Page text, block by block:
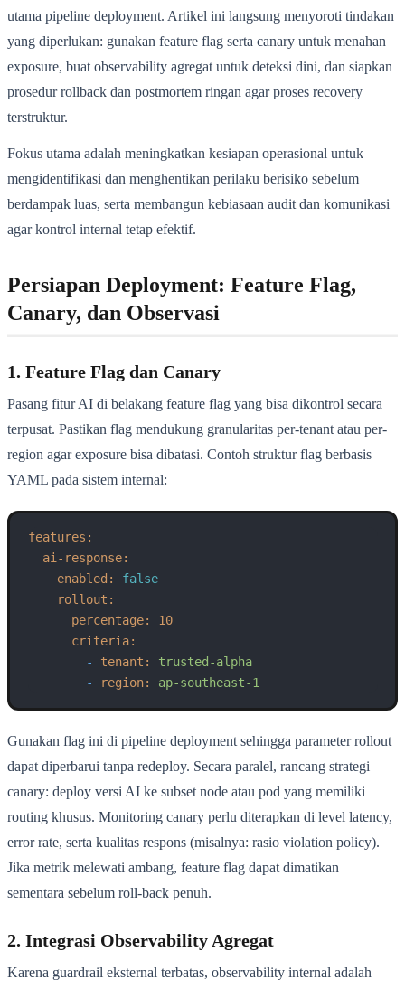
utama pipeline deployment. Artikel ini langsung menyoroti tindakan
yang diperlukan: gunakan feature flag serta canary untuk menahan
exposure, buat observability agregat untuk deteksi dini, dan siapkan
prosedur rollback dan postmortem ringan agar proses recovery
terstruktur.
Fokus utama adalah meningkatkan kesiapan operasional untuk
mengidentifikasi dan menghentikan perilaku berisiko sebelum
berdampak luas, serta membangun kebiasaan audit dan komunikasi
agar kontrol internal tetap efektif.
Persiapan Deployment: Feature Flag,
Canary, dan Observasi
1. Feature Flag dan Canary
Pasang fitur AI di belakang feature flag yang bisa dikontrol secara
terpusat. Pastikan flag mendukung granularitas per-tenant atau per-
region agar exposure bisa dibatasi. Contoh struktur flag berbasis
YAML pada sistem internal:
features:
ai-response:
enabled:
false
rollout:
percentage:
10
criteria:
-
tenant:
trusted-alpha
-
region: ap-southeast-1
Gunakan flag ini di pipeline deployment sehingga parameter rollout
dapat diperbarui tanpa redeploy. Secara paralel, rancang strategi
canary: deploy versi AI ke subset node atau pod yang memiliki
routing khusus. Monitoring canary perlu diterapkan di level latency,
error rate, serta kualitas respons (misalnya: rasio violation policy).
Jika metrik melewati ambang, feature flag dapat dimatikan
sementara sebelum roll-back penuh.
2. Integrasi Observability Agregat
Karena guardrail eksternal terbatas, observability internal adalah